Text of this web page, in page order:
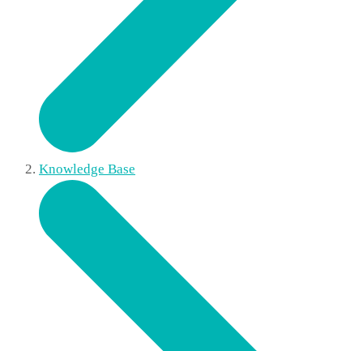
Knowledge Base